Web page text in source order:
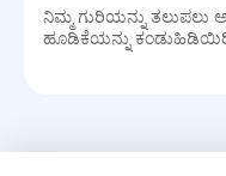
ನಿಮ್ಮ ಗುರಿಯನ್ನು ತಲುಪಲು
ಹೂಡಿಕೆಯನ್ನು